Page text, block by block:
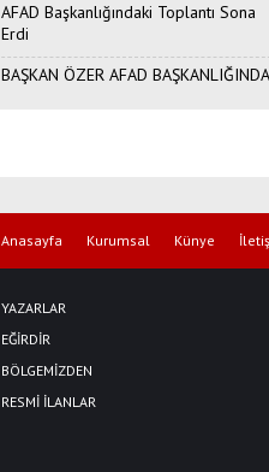
AFAD Başkanlığındaki Toplantı Sona
Erdi
BAŞKAN ÖZER AFAD BAŞKANLIĞINDA
Anasayfa Kurumsal Künye
YAZARLAR
EĞİRDİR
BÖLGEMİZDEN
RESMİ İLANLAR